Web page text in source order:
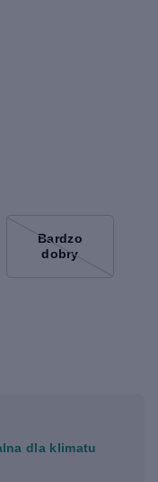
Bardzo
dobry
dla klimatu